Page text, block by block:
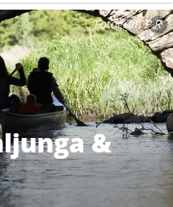
&
Fotograf:P.R